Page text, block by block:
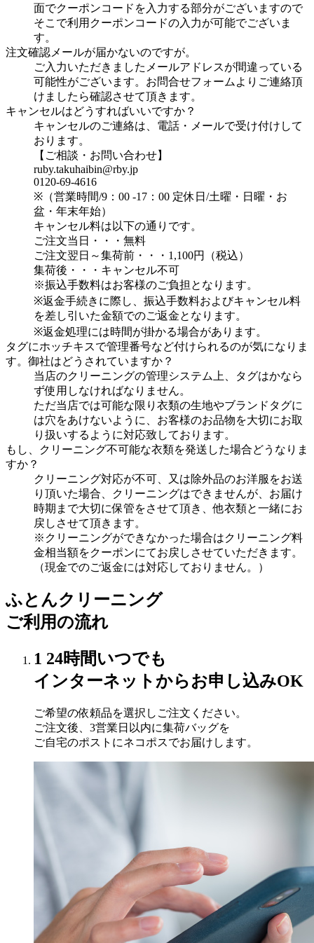
面でクーポンコードを入力する部分がございますので
そこで利用クーポンコードの入力が可能でございま
す。
注文確認メールが届かないのですが。
ご入力いただきましたメールアドレスが間違っている
可能性がございます。お問合せフォームよりご連絡頂
けましたら確認させて頂きます。
キャンセルはどうすればいいですか？
キャンセルのご連絡は、電話・メールで受け付けして
おります。
【ご相談・お問い合わせ】
ruby.takuhaibin@rby.jp
0120-69-4616
※（営業時間/9：00 -17：00 定休日/土曜・日曜・お
盆・年末年始）
キャンセル料は以下の通りです。
ご注文当日・・・無料
ご注文翌日～集荷前・・・1,100円（税込）
集荷後・・・キャンセル不可
※振込手数料はお客様のご負担となります。
※返金手続きに際し、振込手数料およびキャンセル料
を差し引いた金額でのご返金となります。
※返金処理には時間が掛かる場合があります。
タグにホッチキスで管理番号など付けられるのが気になりま
す。御社はどうされていますか？
当店のクリーニングの管理システム上、タグはかなら
ず使用しなければなりません。
ただ当店では可能な限り衣類の生地やブランドタグに
は穴をあけないように、お客様のお品物を大切にお取
り扱いするように対応致しております。
もし、クリーニング不可能な衣類を発送した場合どうなりま
すか？
クリーニング対応が不可、又は除外品のお洋服をお送
り頂いた場合、クリーニングはできませんが、お届け
時期まで大切に保管をさせて頂き、他衣類と一緒にお
戻しさせて頂きます。
※クリーニングができなかった場合はクリーニング料
金相当額をクーポンにてお戻しさせていただきます。
（現金でのご返金には対応しておりません。）
ふとんクリーニング
ご利用の流れ
1 24時間いつでも
インターネットからお申し込みOK
ご希望の依頼品を選択しご注文ください。
ご注文後、3営業日以内に集荷バッグを
ご自宅のポストにネコポスでお届けします。